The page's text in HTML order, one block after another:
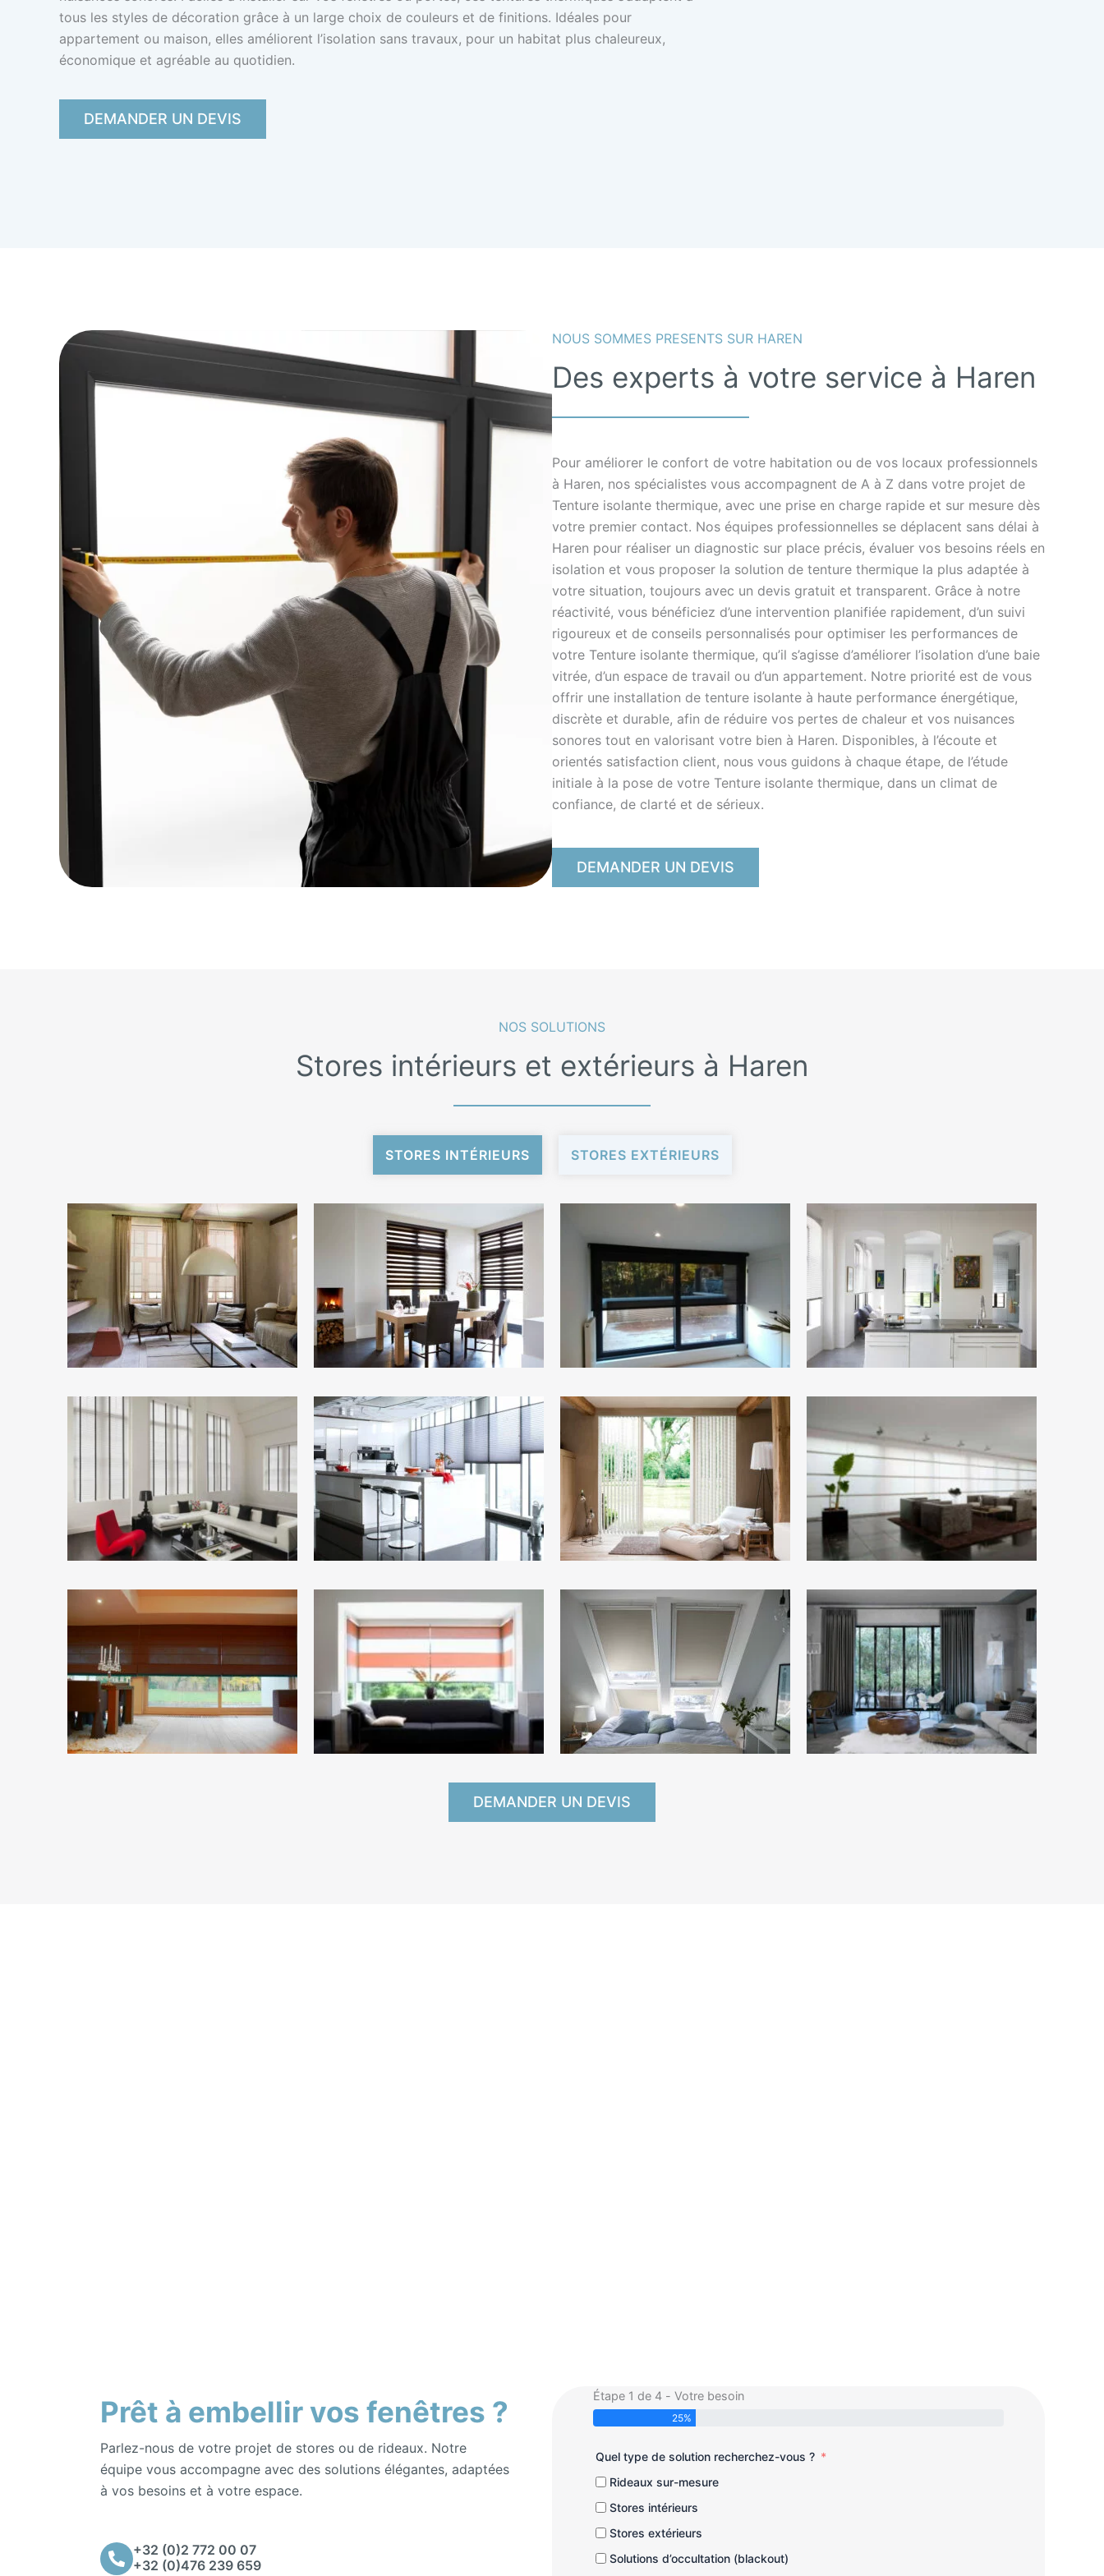
tous les styles de décoration grâce à un large choix de couleurs et de finitions. Idéales pour
appartement ou maison, elles améliorent l’isolation sans travaux, pour un habitat plus chaleureux,
économique et agréable au quotidien.
DEMANDER UN DEVIS
NOUS SOMMES PRESENTS SUR HAREN
Des experts à votre service à Haren
Pour améliorer le confort de votre habitation ou de vos locaux professionnels
à Haren, nos spécialistes vous accompagnent de A à Z dans votre projet de
Tenture isolante thermique, avec une prise en charge rapide et sur mesure dès
votre premier contact. Nos équipes professionnelles se déplacent sans délai à
Haren pour réaliser un diagnostic sur place précis, évaluer vos besoins réels en
isolation et vous proposer la solution de tenture thermique la plus adaptée à
votre situation, toujours avec un devis gratuit et transparent. Grâce à notre
réactivité, vous bénéficiez d’une intervention planifiée rapidement, d’un suivi
rigoureux et de conseils personnalisés pour optimiser les performances de
votre Tenture isolante thermique, qu’il s’agisse d’améliorer l’isolation d’une baie
vitrée, d’un espace de travail ou d’un appartement. Notre priorité est de vous
offrir une installation de tenture isolante à haute performance énergétique,
discrète et durable, afin de réduire vos pertes de chaleur et vos nuisances
sonores tout en valorisant votre bien à Haren. Disponibles, à l’écoute et
orientés satisfaction client, nous vous guidons à chaque étape, de l’étude
initiale à la pose de votre Tenture isolante thermique, dans un climat de
confiance, de clarté et de sérieux.
DEMANDER UN DEVIS
NOS SOLUTIONS
Stores intérieurs et extérieurs à Haren
STORES INTÉRIEURS STORES EXTÉRIEURS
DEMANDER UN DEVIS
Prêt à embellir vos fenêtres ?
Parlez-nous de votre projet de stores ou de rideaux. Notre
équipe vous accompagne avec des solutions élégantes, adaptées
à vos besoins et à votre espace.
+32 (0)2 772 00 07
+32 (0)476 239 659
Étape 1 de 4 - Votre besoin
25%
Quel type de solution recherchez-vous ?
Rideaux sur-mesure
Stores intérieurs
Stores extérieurs
Solutions d’occultation (blackout)